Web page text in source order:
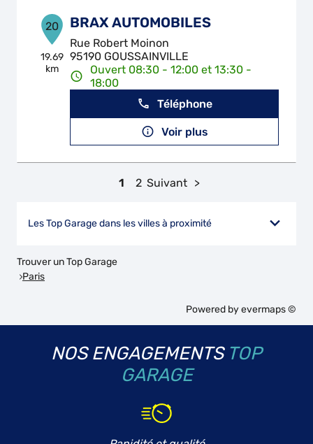
20
19.69
km
BRAX AUTOMOBILES
Rue Robert Moinon
95190 GOUSSAINVILLE
Ouvert 08:30 - 12:00 et 13:30 -
18:00
Téléphone
Voir plus
1 2 Suivant
Les Top Garage dans les villes à proximité
Trouver un Top Garage
Paris
Powered byevermaps ©
NOS ENGAGEMENTS TOP
GARAGE